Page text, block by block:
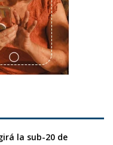
la sub-20 de